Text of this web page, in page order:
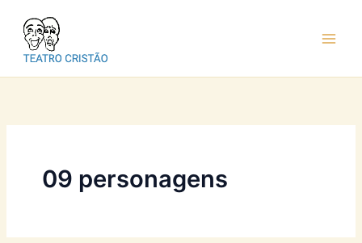
conteúdo
09 personagens